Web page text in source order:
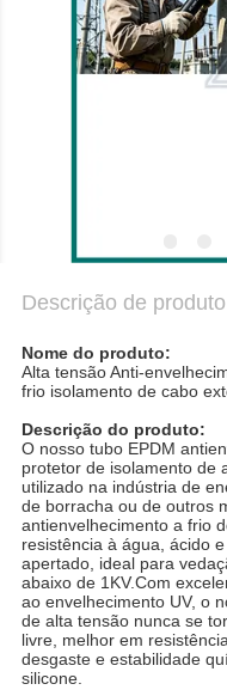
POLÍTICA
Descrição de produto
Nome do produto:
Alta tensão Anti-
frio isolamento de cabo
Descrição do produto:
O nosso tubo EPDM
protetor de isolamento de
utilizado na indústria de
de borracha ou de outros
antienvelhecimento a frio
resistência à água, ácido
apertado, ideal para
abaixo de 1KV.Com
ao envelhecimento UV, o
de alta tensão nunca se
livre, melhor em
desgaste e estabilidade
silicone.